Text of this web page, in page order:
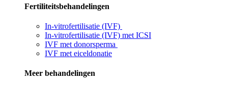
Fertiliteitsbehandelingen
In-vitrofertilisatie (IVF)
In-vitrofertilisatie (IVF) met ICSI
IVF met donorsperma
IVF met eiceldonatie
Meer behandelingen